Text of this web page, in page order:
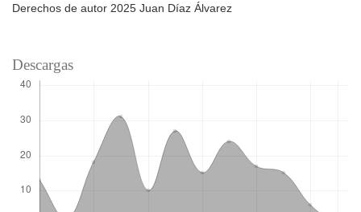
Derechos de autor 2025 Juan Díaz Álvarez
Descargas